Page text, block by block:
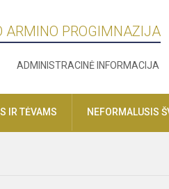
ARMINO PROGIMNAZIJA
ADMINISTRACINĖ INFORMACIJA
IR TĖVAMS NEFORMALUSIS